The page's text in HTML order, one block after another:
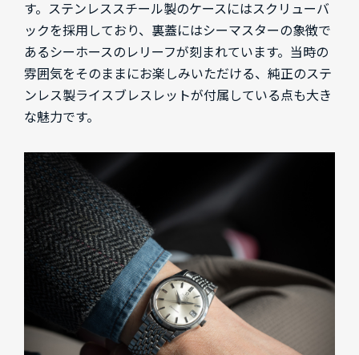
す。ステンレススチール製のケースにはスクリューバ
ックを採用しており、裏蓋にはシーマスターの象徴で
あるシーホースのレリーフが刻まれています。当時の
雰囲気をそのままにお楽しみいただける、純正のステ
ンレス製ライスブレスレットが付属している点も大き
な魅力です。